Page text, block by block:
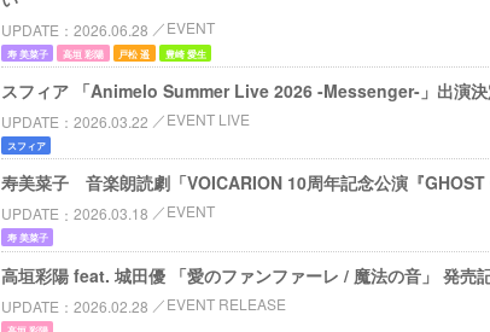
UPDATE 2026.06.28 EVENT
寿 美菜子 高垣 彩陽 戸松 遥 豊崎 愛生
スフィア 「Animelo Summer Live 2026 -Messenger-」出演決
UPDATE 2026.03.22 EVENT LIVE
スフィア
寿美菜子 音楽朗読劇「VOICARION 10周年記念公演『
UPDATE 2026.03.18 EVENT
寿 美菜子
高垣彩陽 feat. 城田優 「愛のファンファーレ / 魔法の音」 発売
UPDATE 2026.02.28 EVENT RELEASE
高垣 彩陽